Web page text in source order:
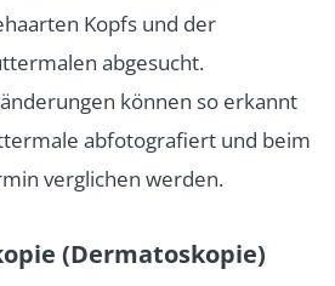
Kopfs und der
abgesucht.
können so erkannt
abfotografiert und beim
verglichen werden.
(Dermatoskopie)